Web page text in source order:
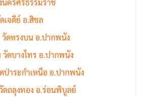
นครศรีธรรมราช
เจดีย์ อ.สิชล
ดหรงบน อ.ปากพนัง
ดบางไทร อ.ปากพนัง
าระกำเหนือ อ.ปากพนัง
ดถลุงทอง อ.ร่อนพิบูลย์